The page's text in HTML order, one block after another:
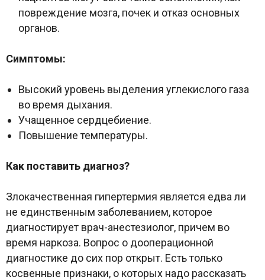
повреждение мозга, почек и отказ основных
органов.
Симптомы:
Высокий уровень выделения углекислого газа
во время дыхания.
Учащенное сердцебиение.
Повышение температуры.
Как поставить диагноз?
Злокачественная гипертермия является едва ли
не единственным заболеванием, которое
диагностирует врач-анестезиолог, причем во
время наркоза. Вопрос о дооперационной
диагностике до сих пор открыт. Есть только
косвенные признаки, о которых надо рассказать